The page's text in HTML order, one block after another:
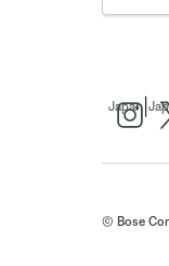
Japan
© Bose